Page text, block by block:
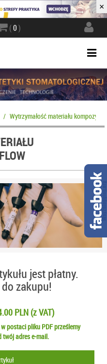
×
(0)
/ Wytrzymałość materiału
jest płatny.
zakupu!
PLN (z VAT)
postaci pliku PDF prześlemy
twój adres e-mail.